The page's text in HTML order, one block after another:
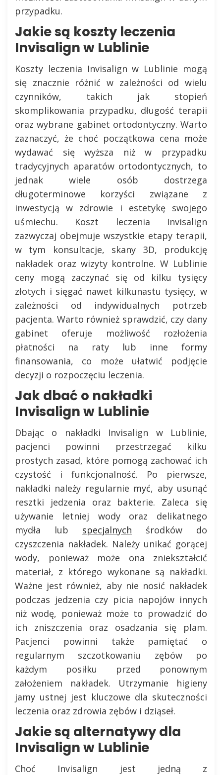
przypadku.
Jakie są koszty leczenia
Invisalign w Lublinie
Koszty leczenia Invisalign w Lublinie mogą
się znacznie różnić w zależności od wielu
czynników, takich jak stopień
skomplikowania przypadku, długość terapii
oraz wybrane gabinet ortodontyczny. Warto
zaznaczyć, że choć początkowa cena może
wydawać się wyższa niż w przypadku
tradycyjnych aparatów ortodontycznych, to
jednak wiele osób dostrzega
długoterminowe korzyści związane z
inwestycją w zdrowie i estetykę swojego
uśmiechu. Koszt leczenia Invisalign
zazwyczaj obejmuje wszystkie etapy terapii,
w tym konsultacje, skany 3D, produkcję
nakładek oraz wizyty kontrolne. W Lublinie
ceny mogą zaczynać się od kilku tysięcy
złotych i sięgać nawet kilkunastu tysięcy, w
zależności od indywidualnych potrzeb
pacjenta. Warto również sprawdzić, czy dany
gabinet oferuje możliwość rozłożenia
płatności na raty lub inne formy
finansowania, co może ułatwić podjęcie
decyzji o rozpoczęciu leczenia.
Jak dbać o nakładki
Invisalign w Lublinie
Dbając o nakładki Invisalign w Lublinie,
pacjenci powinni przestrzegać kilku
prostych zasad, które pomogą zachować ich
czystość i funkcjonalność. Po pierwsze,
nakładki należy regularnie myć, aby usunąć
resztki jedzenia oraz bakterie. Zaleca się
używanie letniej wody oraz delikatnego
mydła lub specjalnych środków do
czyszczenia nakładek. Należy unikać gorącej
wody, ponieważ może ona zniekształcić
materiał, z którego wykonane są nakładki.
Ważne jest również, aby nie nosić nakładek
podczas jedzenia czy picia napojów innych
niż wodę, ponieważ może to prowadzić do
ich zniszczenia oraz osadzania się plam.
Pacjenci powinni także pamiętać o
regularnym szczotkowaniu zębów po
każdym posiłku przed ponownym
założeniem nakładek. Utrzymanie higieny
jamy ustnej jest kluczowe dla skuteczności
leczenia oraz zdrowia zębów i dziąseł.
Jakie są alternatywy dla
Invisalign w Lublinie
Choć Invisalign jest jedną z